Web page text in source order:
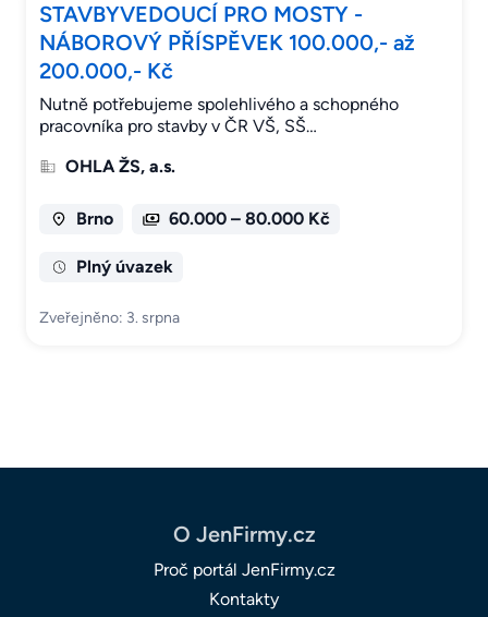
STAVBYVEDOUCÍ PRO MOSTY -
NÁBOROVÝ PŘÍSPĚVEK 100.000,- až
200.000,- Kč
Nutně potřebujeme spolehlivého a schopného
pracovníka pro stavby v ČR VŠ, SŠ…
OHLA ŽS, a.s.
Brno 60.000 – 80.000 Kč
Plný úvazek
Zveřejněno: 3. srpna
O JenFirmy.cz
Proč portál JenFirmy.cz
Kontakty